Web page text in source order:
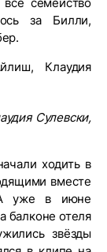
за Билли,
Сулевски,
ходить в
вместе
уже в июне
балконе отеля
звёзды